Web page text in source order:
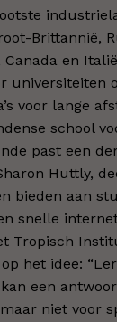
Brittannië,
en
universiteiten
voor lange
school
past een
Huttly,
bieden aan
snelle
Tropisch
het idee:
een
niet voor